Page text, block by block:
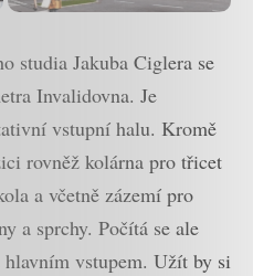
studia Jakuba Ciglera se
Invalidovna. Je
vstupní halu. Kromě
rovněž kolárna pro třicet
a včetně zázemí pro
a sprchy. Počítá se ale
vstupem. Užít by si